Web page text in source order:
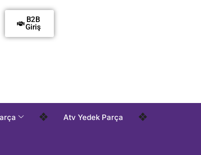
Tüm Siparişlerde Kargo Alıcı Ödemelidir !
B2B
Giriş
❖ Atv Yedek Parça ❖